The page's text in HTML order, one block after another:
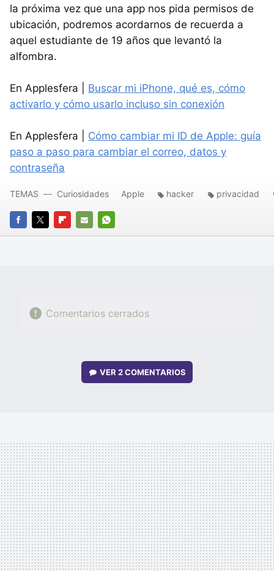
la próxima vez que una app nos pida permisos de
ubicación, podremos acordarnos de recuerda a
aquel estudiante de 19 años que levantó la
alfombra.
En Applesfera | Buscar mi iPhone, qué es, cómo
activarlo y cómo usarlo incluso sin conexión
En Applesfera | Cómo cambiar mi ID de Apple: guía
paso a paso para cambiar el correo, datos y
contraseña
FACEBOOK
TWITTERFLIPBOARD
E-
WHATSAPP
TEMAS Curiosidades Apple hacker privacidad
Comentarios cerrados
VER2 COMENTARIOS